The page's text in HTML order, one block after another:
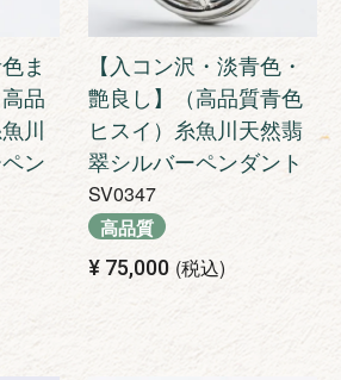
ま
品
川
ン
【入コン沢・淡青色・
艶良し】（高品質青色
ヒスイ）糸魚川天然翡
翠シルバーペンダント
SV0347
高品質
¥ 75,000 税込